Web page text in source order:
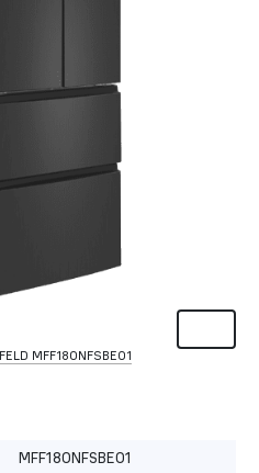
MFF180NFSBE01
MFF180NFSBE01